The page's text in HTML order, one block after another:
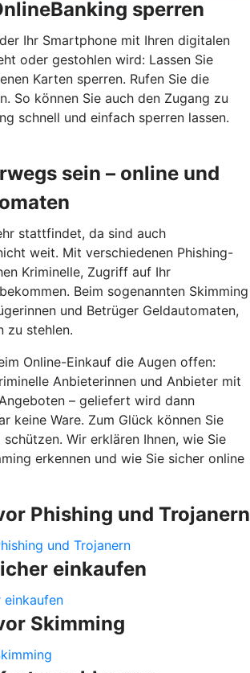
sperren
Ihr Smartphone mit Ihren digitalen
oder gestohlen wird: Lassen Sie
Karten sperren. Rufen Sie die
So können Sie auch den Zugang zu
schnell und einfach sperren lassen.
sein – online und
stattfindet, da sind auch
weit. Mit verschiedenen Phishing-
Kriminelle, Zugriff auf Ihr
Beim sogenannten Skimming
und Betrüger Geldautomaten,
zu stehlen.
Online-Einkauf die Augen offen:
Anbieterinnen und Anbieter mit
– geliefert wird dann
keine Ware. Zum Glück können Sie
Wir erklären Ihnen, wie Sie
erkennen und wie Sie sicher online
Phishing und Trojanern
und Trojanern
einkaufen
einkaufen
Skimming